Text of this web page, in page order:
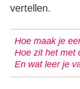
vertellen.
Hoe maak je
Hoe zit het met
En wat leer je